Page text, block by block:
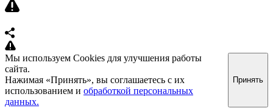
Мы используем Cookies для улучшения работы
сайта.
Нажимая «Принять», вы соглашаетесь с их
использованием и обработкой персональных
данных.
Принять